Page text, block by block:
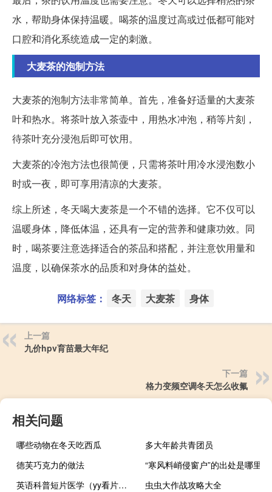
水，帮助身体保持温暖。喝茶的温度过高或过低都可能对
口腔和消化系统造成一定的刺激。
大麦茶的泡制方法
大麦茶的泡制方法非常简单。首先，准备好适量的大麦茶
叶和热水。将茶叶放入茶壶中，用热水冲泡，稍等片刻，
待茶叶充分浸泡后即可饮用。
大麦茶的冷泡方法也很简便，只需将茶叶用冷水浸泡数小
时或一夜，即可享用清凉的大麦茶。
综上所述，冬天喝大麦茶是一个不错的选择。它不仅可以
温暖身体，降低体温，还具有一定的营养和健康功效。同
时，喝茶要注意选择适合的茶品和搭配，并注意饮用量和
温度，以确保茶水的品质和对身体的益处。
网络标签： 冬天 大麦茶 身体
上一篇
九价hpv育苗最大年纪
下一篇
格力变频空调冬天怎么收氟
相关问题
哪些动物在冬天吃西瓜
多大年龄共青团员
德芙巧克力的做法
“寒风料峭侵窗户”的出处是哪里
英语科普短片医学（yy看片的频道）
虫虫大作战攻略大全